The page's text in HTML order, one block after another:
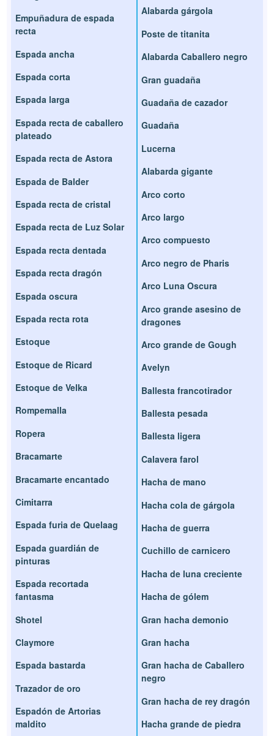
Empuñadura de espada
recta
Espada ancha
Espada corta
Espada larga
Espada recta de caballero
plateado
Espada recta de Astora
Espada de Balder
Espada recta de cristal
Espada recta de Luz Solar
Espada recta dentada
Espada recta dragón
Espada oscura
Espada recta rota
Estoque
Estoque de Ricard
Estoque de Velka
Rompemalla
Ropera
Bracamarte
Bracamarte encantado
Cimitarra
Espada furia de Quelaag
Espada guardián de
pinturas
Espada recortada
fantasma
Shotel
Claymore
Espada bastarda
Trazador de oro
Espadón de Artorias
maldito
Alabarda gárgola
Poste de titanita
Alabarda Caballero negro
Gran guadaña
Guadaña de cazador
Guadaña
Lucerna
Alabarda gigante
Arco corto
Arco largo
Arco compuesto
Arco negro de Pharis
Arco Luna Oscura
Arco grande asesino de
dragones
Arco grande de Gough
Avelyn
Ballesta francotirador
Ballesta pesada
Ballesta ligera
Calavera farol
Hacha de mano
Hacha cola de gárgola
Hacha de guerra
Cuchillo de carnicero
Hacha de luna creciente
Hacha de gólem
Gran hacha demonio
Gran hacha
Gran hacha de Caballero
negro
Gran hacha de rey dragón
Hacha grande de piedra